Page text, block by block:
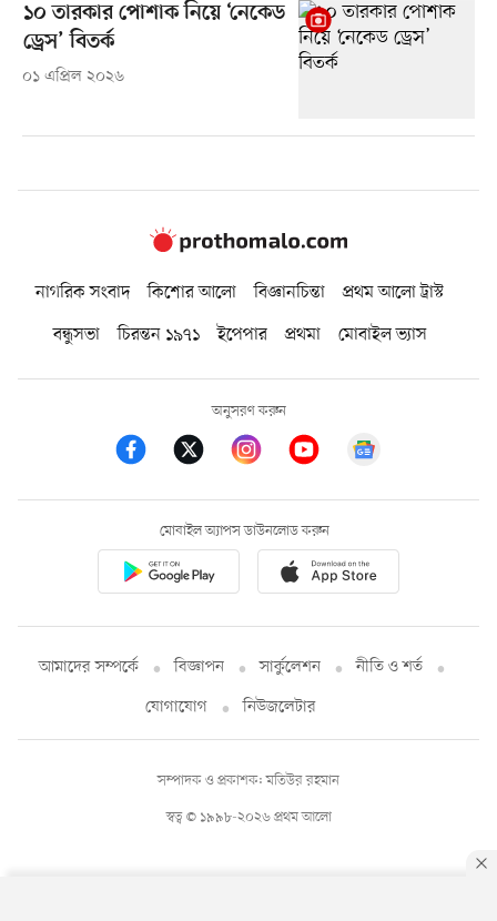
১০ তারকার পোশাক নিয়ে ‘নেকেড
ড্রেস’ বিতর্ক
০১ এপ্রিল ২০২৬
নাগরিক সংবাদ কিশোর আলো বিজ্ঞানচিন্তা
প্রথম আলো ট্রাস্ট
বন্ধুসভা
চিরন্তন ১৯৭১ ইপেপার প্রথমা মোবাইল ভ্যাস
অনুসরণ করুন
মোবাইল অ্যাপস ডাউনলোড করুন
আমাদের সম্পর্কে বিজ্ঞাপন সার্কুলেশন
নীতি ও শর্ত
যোগাযোগ
নিউজলেটার
স্বত্ব © ১৯৯৮-২০২৬ প্রথম আলো
সম্পাদক ও প্রকাশক: মতিউর রহমান